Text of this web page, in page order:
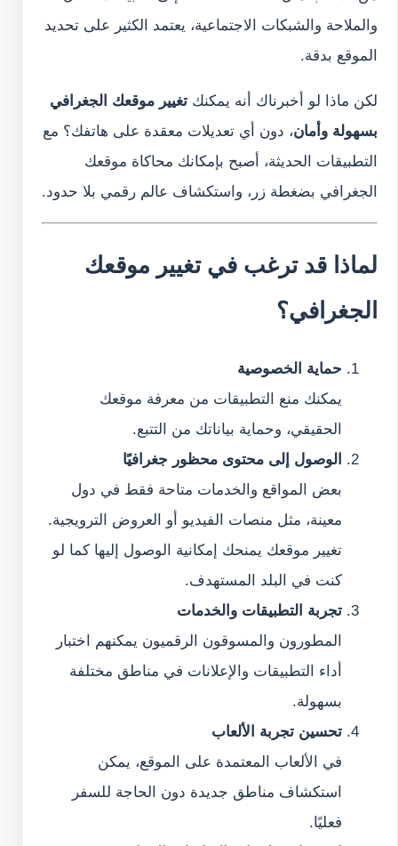
والملاحة والشبكات الاجتماعية، يعتمد الكثير على تحديد
الموقع بدقة.
لكن ماذا لو أخبرناك أنه يمكنك تغيير موقعك الجغرافي
بسهولة وأمان، دون أي تعديلات معقدة على هاتفك؟ مع
التطبيقات الحديثة، أصبح بإمكانك محاكاة موقعك
الجغرافي بضغطة زر، واستكشاف عالم رقمي بلا حدود.
لماذا قد ترغب في تغيير موقعك
الجغرافي؟
حماية الخصوصية
يمكنك منع التطبيقات من معرفة موقعك
الحقيقي، وحماية بياناتك من التتبع.
الوصول إلى محتوى محظور جغرافيًا
بعض المواقع والخدمات متاحة فقط في دول
معينة، مثل منصات الفيديو أو العروض الترويجية.
تغيير موقعك يمنحك إمكانية الوصول إليها كما لو
كنت في البلد المستهدف.
تجربة التطبيقات والخدمات
المطورون والمسوقون الرقميون يمكنهم اختبار
أداء التطبيقات والإعلانات في مناطق مختلفة
بسهولة.
تحسين تجربة الألعاب
في الألعاب المعتمدة على الموقع، يمكن
استكشاف مناطق جديدة دون الحاجة للسفر
فعليًا.